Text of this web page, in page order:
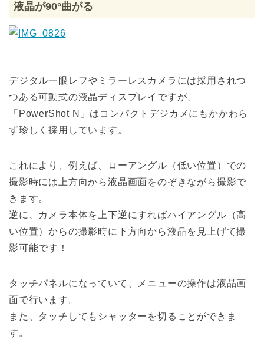
液晶が90°曲がる
デジタル一眼レフやミラーレスカメラには採用されつ
つある可動式の液晶ディスプレイですが、
「PowerShot N」はコンパクトデジカメにもかかわら
ず珍しく採用しています。
これにより、例えば、ローアングル（低い位置）での
撮影時には上方向から液晶画面をのぞきながら撮影で
きます。
逆に、カメラ本体を上下逆にすればハイアングル（高
い位置）からの撮影時に下方向から液晶を見上げて撮
影可能です！
タッチパネルになっていて、メニューの操作は液晶画
面で行います。
また、タッチしてもシャッターを切ることができま
す。